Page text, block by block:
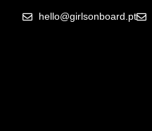
hello@girlsonboard.pt